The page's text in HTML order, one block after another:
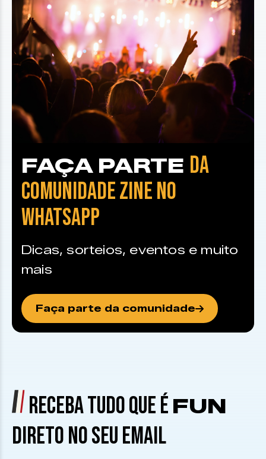
FAÇA PARTE DA
COMUNIDADE ZINE NO
WHATSAPP
Dicas, sorteios, eventos e muito
mais
Faça parte da comunidade
RECEBA TUDO QUE É FUN
DIRETO NO SEU EMAIL